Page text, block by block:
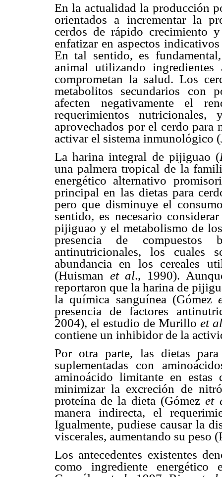
En la actualidad la producción
orientados a incrementar la
cerdos de rápido crecimiento
enfatizar en aspectos
En tal sentido, es
animal utilizando
comprometan la salud. Los
metabolitos secundarios con
afecten negativamente el
requerimientos
aprovechados por el cerdo
activar el sistema inmunológico
La harina integral de pijiguao (
una palmera tropical de la
energético alternativo
principal en las dietas para
pero que disminuye el
sentido, es necesario
pijiguao y el metabolismo de
presencia de compuestos
antinutricionales, los cuales
abundancia en los cereales
(Huisman et al., 1990).
reportaron que la harina de
la química sanguínea (Gómez
presencia de factores
2004), el estudio de Murilloet
contiene un inhibidor de la
Por otra parte, las dietas
suplementadas con
aminoácido limitante en estas
minimizar la excreción de
proteína de la dieta (Gómezet
manera indirecta, el
Igualmente, pudiese causar la
viscerales, aumentando su peso
Los antecedentes existentes
como ingrediente